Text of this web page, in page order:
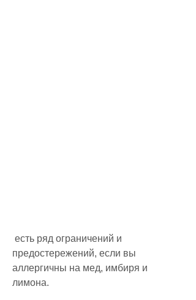
предостережений, если вы
аллергичны на мед, имбиря и
лимона.